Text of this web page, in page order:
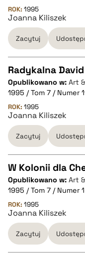
pobierz cytat
BIBTEX
pobierz cytat
ROK: 1995
Joanna Kiliszek
Zacytuj
CZYSTY TEKST
pobierz cytat
BIBTEX
pobierz cytat
Radykalna David
Opublikowano w: Art
1995 / Tom 7 / Numer
ROK: 1995
Joanna Kiliszek
Zacytuj
CZYSTY TEKST
pobierz cytat
BIBTEX
W Kolonii dla
Opublikowano w: Art
1995 / Tom 7 / Numer
ROK: 1995
Joanna Kiliszek
Zacytuj